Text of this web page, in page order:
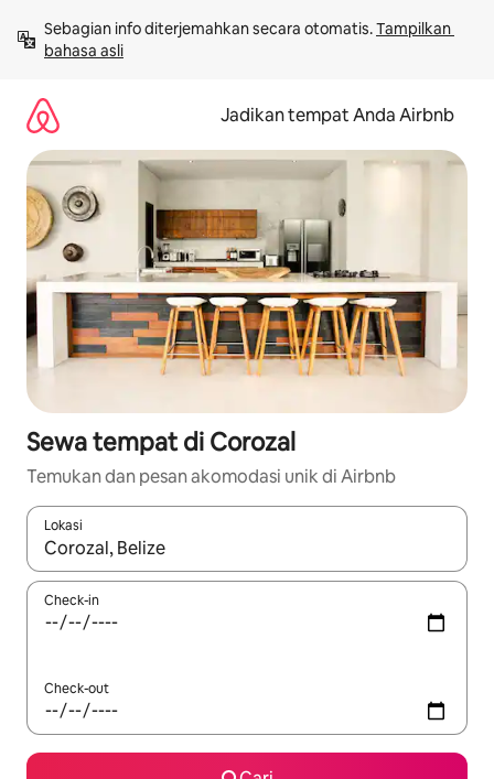
langsung
lihat
Sebagian info diterjemahkan secara otomatis. Tampilkan
bahasa asli
Jadikan tempat Anda Airbnb
Sewa tempat di Corozal
Temukan dan pesan akomodasi unik di Airbnb
Lokasi
Jika hasil yang dicari tersedia, telusuri dengan tombol panah
Check-in
Check-out